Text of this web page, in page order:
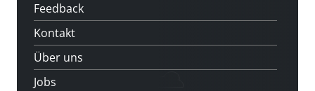
Feedback
Kontakt
Über uns
Jobs